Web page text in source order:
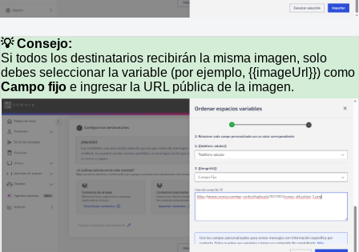
💡 Consejo:
Si todos los destinatarios recibirán la misma imagen, solo
debes seleccionar la variable (por ejemplo, {{imageUrl}}) como
Campo fijo e ingresar la URL pública de la imagen.